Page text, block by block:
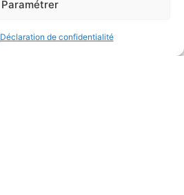
Paramétrer
Déclaration de confidentialité